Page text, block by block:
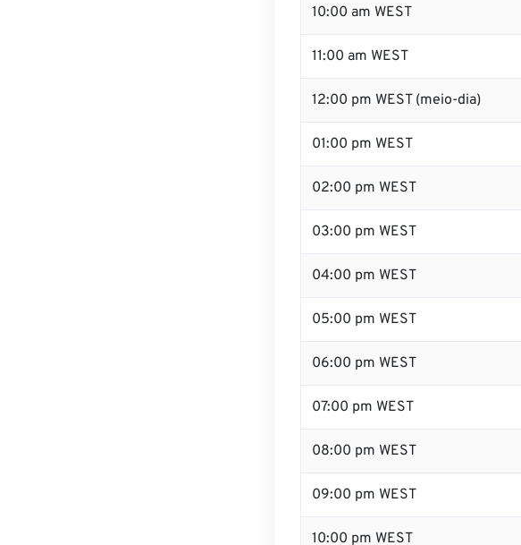
10:00 am WEST
11:00 am WEST
12:00 pm WEST (meio-dia)
01:00 pm WEST
02:00 pm WEST
03:00 pm WEST
04:00 pm WEST
05:00 pm WEST
06:00 pm WEST
07:00 pm WEST
08:00 pm WEST
09:00 pm WEST
10:00 pm WEST